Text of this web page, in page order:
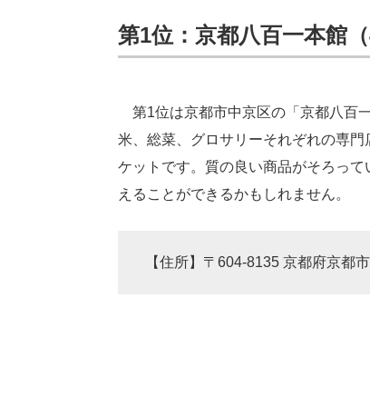
第1位：京都八百一本館
第1位は京都市中京区の「京都八百
米、総菜、グロサリーそれぞれの専
ケットです。質の良い商品がそろっ
えることができるかもしれません。
【住所】〒604-8135 京都府京都